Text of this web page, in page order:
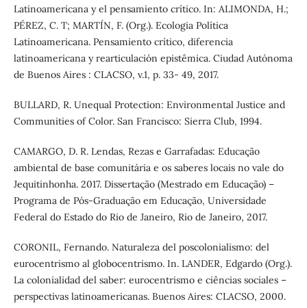
Latinoamericana y el pensamiento crítico. In: ALIMONDA, H.;
PÉREZ, C. T; MARTÍN, F. (Org.). Ecologia Política
Latinoamericana. Pensamiento crítico, diferencia
latinoamericana y rearticulación epistêmica. Ciudad Autónoma
de Buenos Aires : CLACSO, v.1, p. 33- 49, 2017.
BULLARD, R. Unequal Protection: Environmental Justice and
Communities of Color. San Francisco: Sierra Club, 1994.
CAMARGO, D. R. Lendas, Rezas e Garrafadas: Educação
ambiental de base comunitária e os saberes locais no vale do
Jequitinhonha. 2017. Dissertação (Mestrado em Educação) –
Programa de Pós-Graduação em Educação, Universidade
Federal do Estado do Rio de Janeiro, Rio de Janeiro, 2017.
CORONIL, Fernando. Naturaleza del poscolonialismo: del
eurocentrismo al globocentrismo. In. LANDER, Edgardo (Org.).
La colonialidad del saber: eurocentrismo e ciências sociales –
perspectivas latinoamericanas. Buenos Aires: CLACSO, 2000.